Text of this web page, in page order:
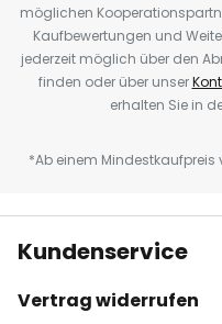
möglichen
Kaufbewertungen und
jederzeit möglich über den
finden oder über unser
erhalten Sie in
*Ab einem
Kundenservice
Vertrag widerrufen